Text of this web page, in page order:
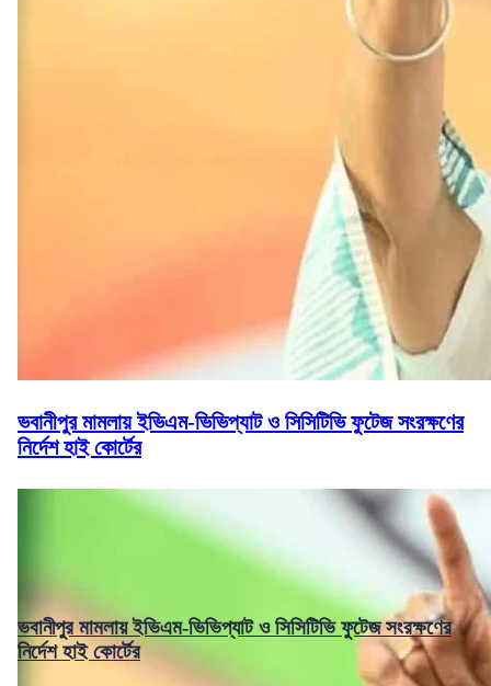
ভবানীপুর মামলায় ইভিএম-ভিভিপ্যাট ও সিসিটিভি ফুটেজ সংরক্ষণের
নির্দেশ হাই কোর্টের
ভবানীপুর মামলায় ইভিএম-ভিভিপ্যাট ও সিসিটিভি ফুটেজ সংরক্ষণের
নির্দেশ হাই কোর্টের